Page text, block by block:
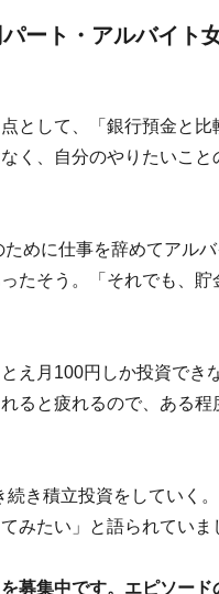
ート・アルバイト
として、「銀行預金と
く、自分のやりたいこ
めに仕事を辞めてアル
たそう。「それでも、
え月100円しか投資でき
ると疲れるので、ある
き積立投資をしていく
みたい」と語られていま
募集中です。エピソー